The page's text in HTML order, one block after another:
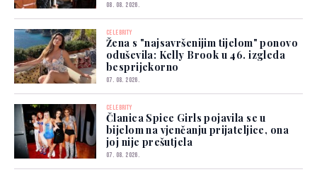
08. 08. 2026.
CELEBRITY
Žena s "najsavršenijim tijelom" ponovo
oduševila: Kelly Brook u 46. izgleda
besprijekorno
07. 08. 2026.
CELEBRITY
Članica Spice Girls pojavila se u
bijelom na vjenčanju prijateljice, ona
joj nije prešutjela
07. 08. 2026.